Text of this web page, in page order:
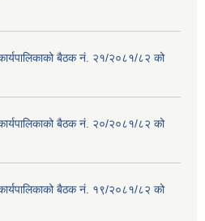
बैठक नं. २१/२०८१/८२ को
बैठक नं. २०/२०८१/८२ को
बैठक नं. १९/२०८१/८२ को